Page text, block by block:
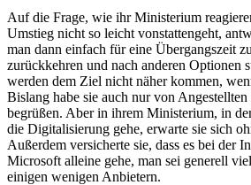
Auf die Frage, wie ihr Ministerium
Umstieg nicht so leicht vonstattengeht,
man dann einfach für eine Übergangszeit
zurückkehren und nach anderen Optionen
werden dem Ziel nicht näher kommen,
Bislang habe sie auch nur von
begrüßen. Aber in ihrem Ministerium, in
die Digitalisierung gehe, erwarte sie sich
Außerdem versicherte sie, dass es bei der
Microsoft alleine gehe, man sei generell
einigen wenigen Anbietern.